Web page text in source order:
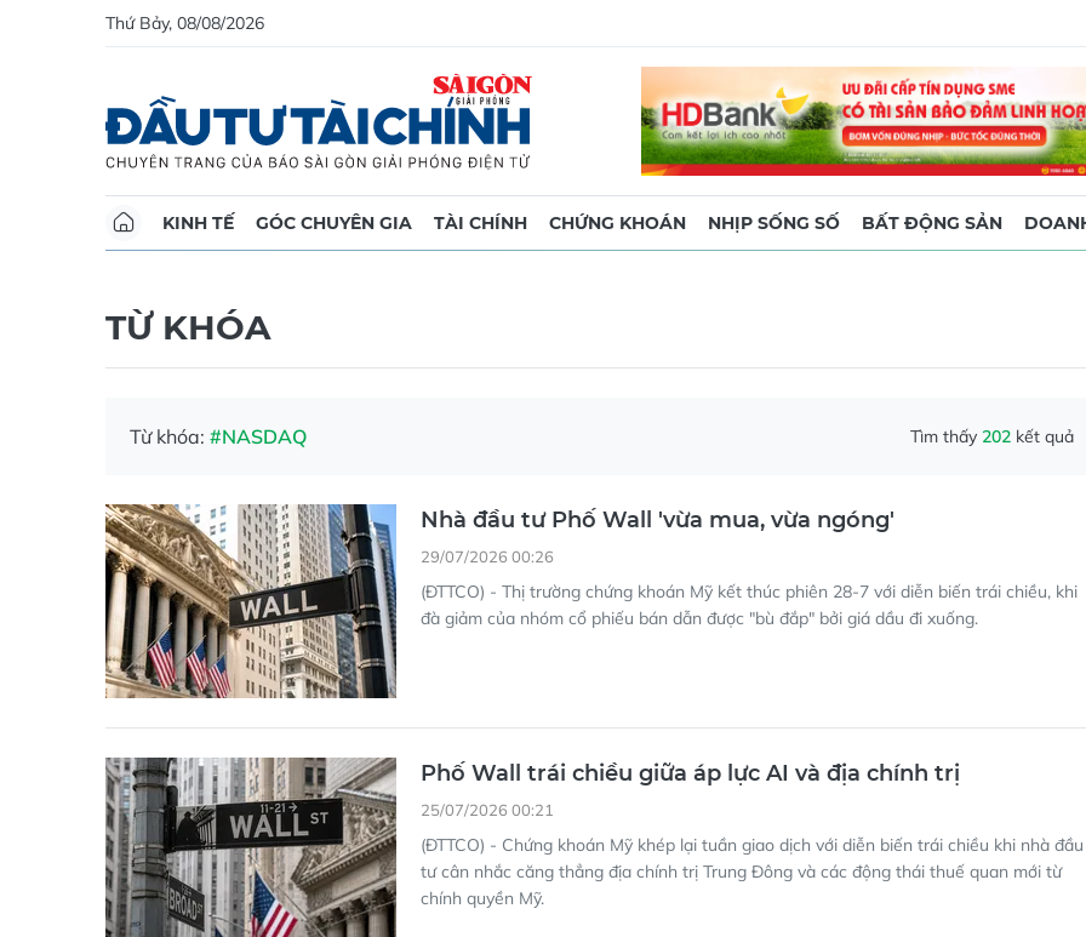
Thứ Bảy, 08/08/2026
KINH TẾ GÓC CHUYÊN GIA TÀI CHÍNH CHỨNG KHOÁN NHỊP SỐNG SỐ BẤT ĐỘNG SẢN
TỪ KHÓA
Từ khóa: #NASDAQ Tìm thấy 202 kết quả
Nhà đầu tư Phố Wall 'vừa mua, vừa ngóng'
29/07/2026 00:26
(ĐTTCO) - Thị trường chứng khoán Mỹ kết thúc phiên 28-7 với diễn biến trái chiều, khi
đà giảm của nhóm cổ phiếu bán dẫn được "bù đắp" bởi giá dầu đi xuống.
Phố Wall trái chiều giữa áp lực AI và địa chính trị
25/07/2026 00:21
(ĐTTCO) - Chứng khoán Mỹ khép lại tuần giao dịch với diễn biến trái chiều khi nhà đầu
tư cân nhắc căng thẳng địa chính trị Trung Đông và các động thái thuế quan mới từ
chính quyền Mỹ.